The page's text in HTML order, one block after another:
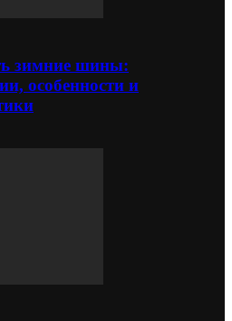
зимние шины:
особенности и